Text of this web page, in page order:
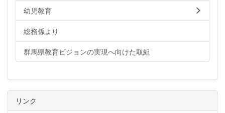
幼児教育
総務係より
群馬県教育ビジョンの実現へ向けた取組
リンク